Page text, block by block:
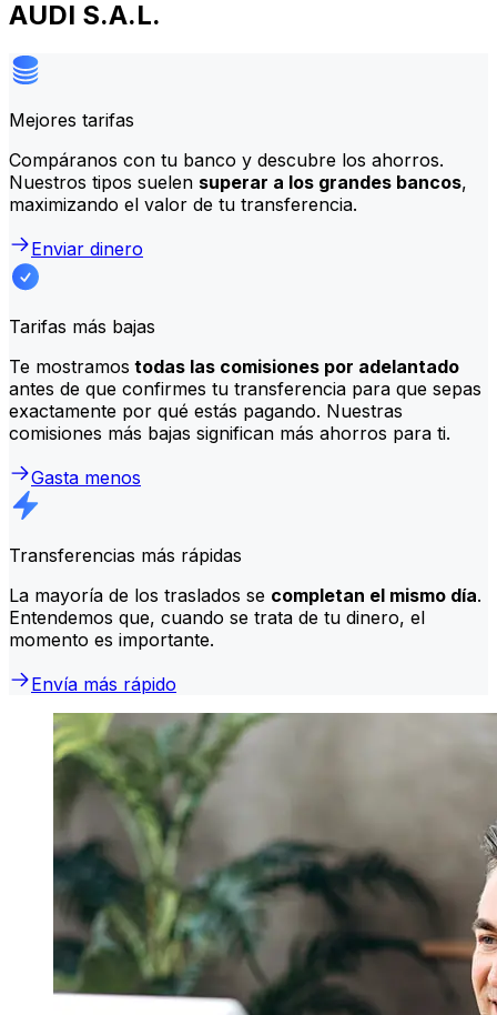
AUDI S.A.L.
Mejores tarifas
Compáranos con tu banco y descubre los ahorros.
Nuestros tipos suelen superar a los grandes bancos,
maximizando el valor de tu transferencia.
Enviar dinero
Tarifas más bajas
Te mostramos todas las comisiones por adelantado
antes de que confirmes tu transferencia para que sepas
exactamente por qué estás pagando. Nuestras
comisiones más bajas significan más ahorros para ti.
Gasta menos
Transferencias más rápidas
La mayoría de los traslados se completan el mismo día.
Entendemos que, cuando se trata de tu dinero, el
momento es importante.
Envía más rápido